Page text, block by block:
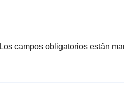
Los campos obligatorios están